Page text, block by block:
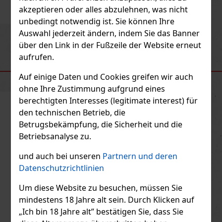
akzeptieren oder alles abzulehnen, was nicht
unbedingt notwendig ist. Sie können Ihre
Auswahl jederzeit ändern, indem Sie das Banner
über den Link in der Fußzeile der Website erneut
aufrufen.
Auf einige Daten und Cookies greifen wir auch
ohne Ihre Zustimmung aufgrund eines
berechtigten Interesses (legitimate interest) für
den technischen Betrieb, die
Betrugsbekämpfung, die Sicherheit und die
Betriebsanalyse zu.
und auch bei unseren Partnern und deren
Datenschutzrichtlinien
Um diese Website zu besuchen, müssen Sie
mindestens 18 Jahre alt sein. Durch Klicken auf
„Ich bin 18 Jahre alt” bestätigen Sie, dass Sie
Bestellen
Neu
Peelerz Gummy Pineapple 65g
PreviousNext
EMPFOHLENE PRODUKTE
Rabatt: 43%
Aktion